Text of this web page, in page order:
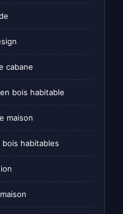
cabane
bois habitable
maison
habitables